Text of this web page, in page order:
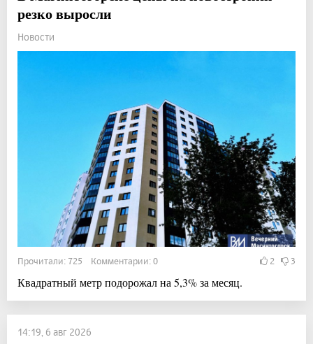
резко выросли
Новости
Прочитали: 725 Комментарии: 0 2 3
Квадратный метр подорожал на 5,3% за месяц.
14:19, 6 авг 2026